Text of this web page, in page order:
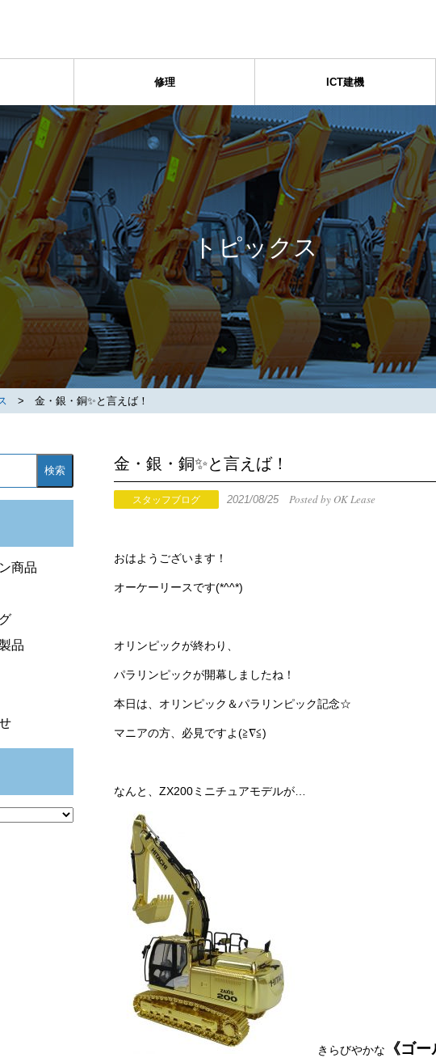
修理 ICT建機
トピックス
> 金・銀・銅✨と言えば！
金・銀・銅✨と言えば！
スタッフブログ 2021/08/25 Posted by OK Lease
おはようございます！
オーケーリースです(*^^*)
オリンピックが終わり、
パラリンピックが開幕しましたね！
本日は、オリンピック＆パラリンピック記念☆
マニアの方、必見ですよ(≧∇≦)
なんと、ZX200ミニチュアモデルが…
きらびやかな 《ゴ
検索
商品
品